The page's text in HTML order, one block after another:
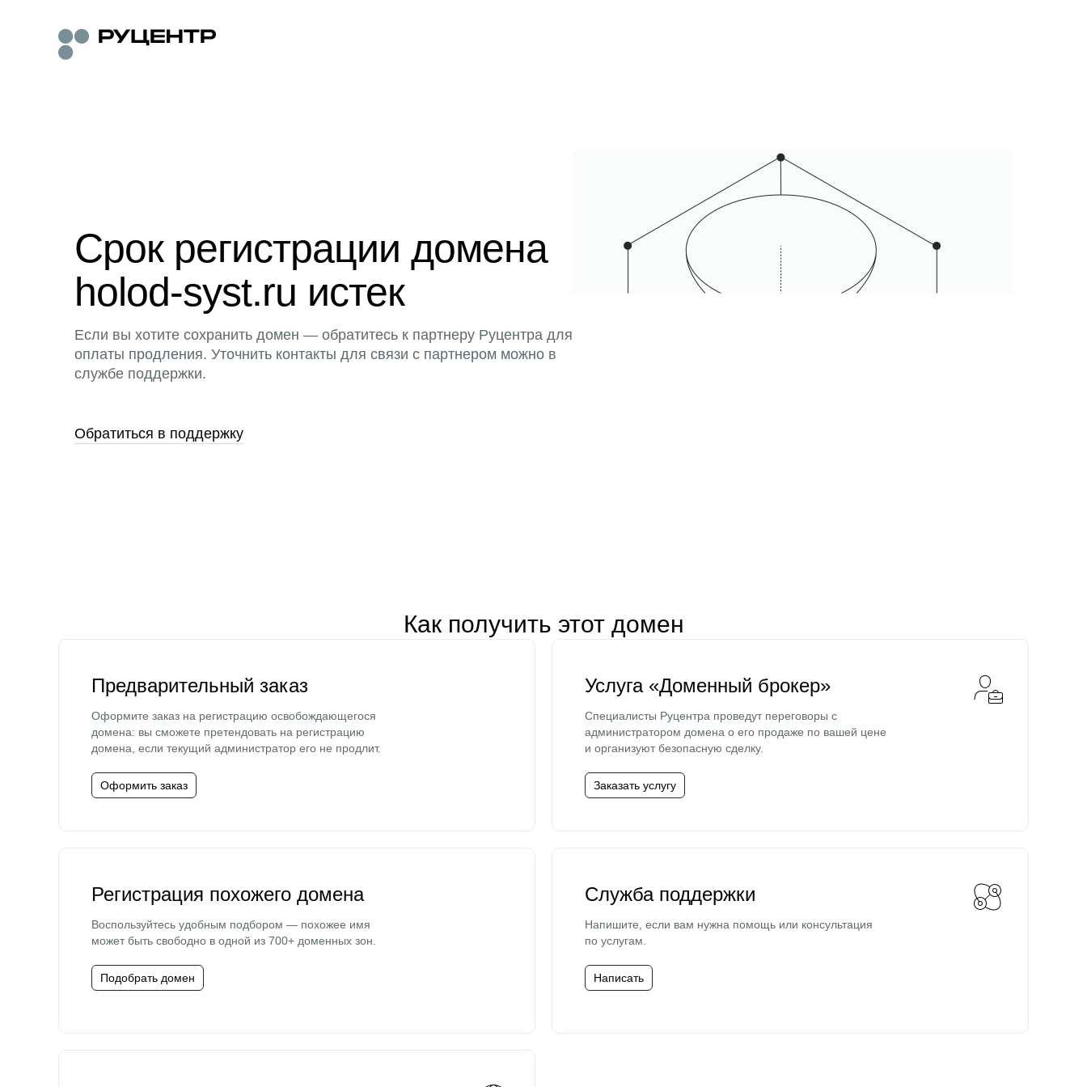
Срок регистрации домена
holod-syst.ru истек
Если вы хотите сохранить домен — обратитесь к партнеру Руцентра для
оплаты продления. Уточнить контакты для связи с партнером можно в
службе поддержки.
Обратиться в поддержку
Как получить этот домен
Предварительный заказ
Оформите заказ на регистрацию освобождающегося
домена: вы сможете претендовать на регистрацию
домена, если текущий администратор его не продлит.
Оформить заказ
Услуга «Доменный брокер»
Специалисты Руцентра проведут переговоры с
администратором домена о его продаже по вашей цене
и организуют безопасную сделку.
Заказать услугу
Регистрация похожего домена
Воспользуйтесь удобным подбором — похожее имя
может быть свободно в одной из 700+ доменных зон.
Подобрать домен
Служба поддержки
Напишите, если вам нужна помощь или консультация
по услугам.
Написать